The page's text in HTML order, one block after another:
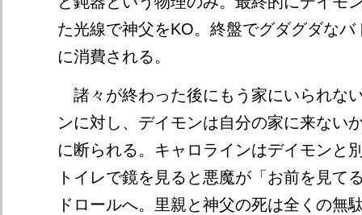
た光線で神父をKO。終盤でグダグダなバ
に消費される。
諸々が終わった後にもう家にいられな
ンに対し、デイモンは自分の家に来ない
に断られる。キャロラインはデイモンと
トイレで鏡を見ると悪魔が「お前を見て
ドロールへ。里親と神父の死は全くの無